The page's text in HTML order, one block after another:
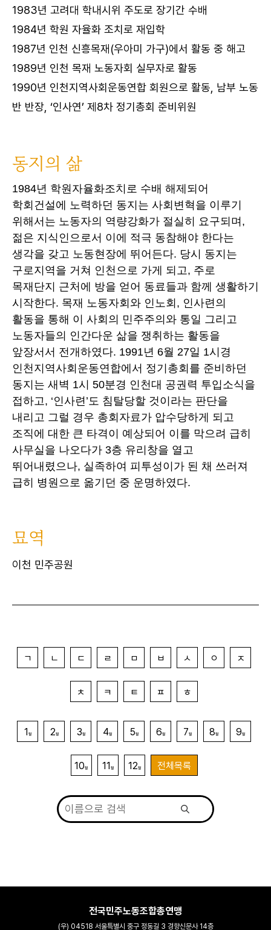
1983년 고려대 학내시위 주도로 장기간 수배
1984년 학원 자율화 조치로 재입학
1987년 인천 신흥목재(우아미 가구)에서 활동 중 해고
1989년 인천 목재 노동자회 실무자로 활동
1990년 인천지역사회운동연합 회원으로 활동, 남부 노동
반 반장, ‘인사연’ 제8차 정기총회 준비위원
동지의 삶
1984년 학원자율화조치로 수배 해제되어
학회건설에 노력하던 동지는 사회변혁을 이루기
위해서는 노동자의 역량강화가 절실히 요구되며,
젊은 지식인으로서 이에 적극 동참해야 한다는
생각을 갖고 노동현장에 뛰어든다. 당시 동지는
구로지역을 거쳐 인천으로 가게 되고, 주로
목재단지 근처에 방을 얻어 동료들과 함께 생활하기
시작한다. 목재 노동자회와 인노회, 인사련의
활동을 통해 이 사회의 민주주의와 통일 그리고
노동자들의 인간다운 삶을 쟁취하는 활동을
앞장서서 전개하였다. 1991년 6월 27일 1시경
인천지역사회운동연합에서 정기총회를 준비하던
동지는 새벽 1시 50분경 인천대 공권력 투입소식을
접하고, ‘인사련’도 침탈당할 것이라는 판단을
내리고 그럴 경우 총회자료가 압수당하게 되고
조직에 대한 큰 타격이 예상되어 이를 막으려 급히
사무실을 나오다가 3층 유리창을 열고
뛰어내렸으나, 실족하여 피투성이가 된 채 쓰러져
급히 병원으로 옮기던 중 운명하였다.
묘역
이천 민주공원
ㄱ ㄴ ㄷ ㄹ ㅁ ㅂ ㅅ ㅇ ㅈ
ㅊ ㅋ ㅌ ㅍ ㅎ
1 월 2월 3월 4월 5월 6월 7월 8월 9월
10월 11 월 12월 전체목록
전국민주노동조합총연맹
(우) 04518 서울특별시 중구 정동길 3 경향신문사 14층